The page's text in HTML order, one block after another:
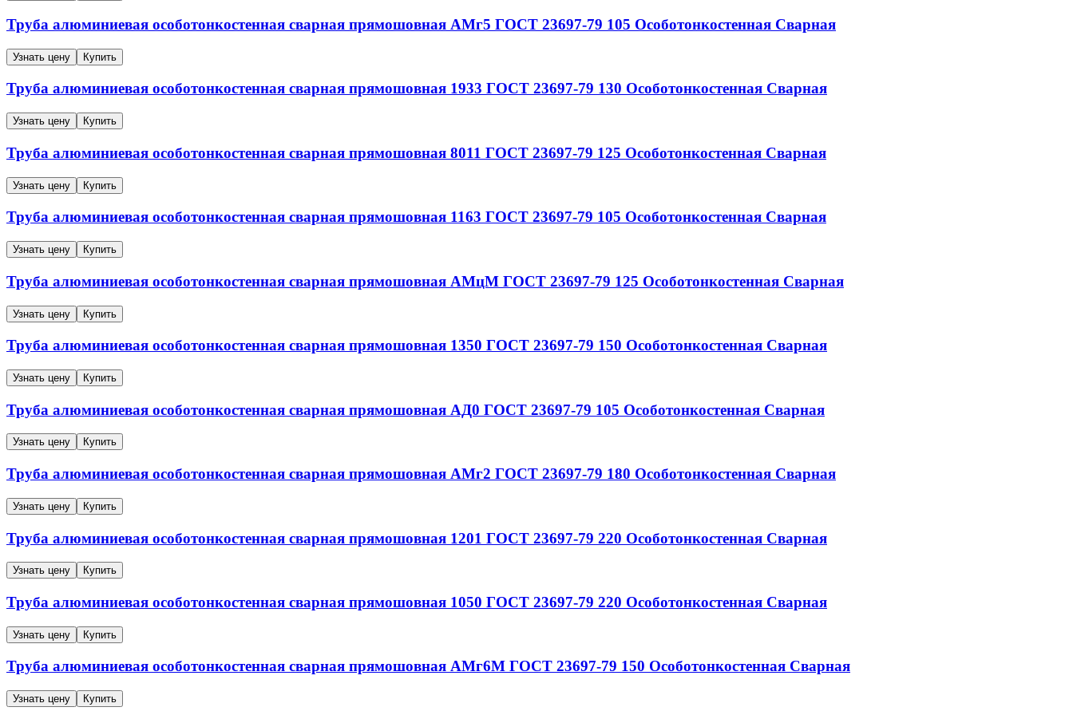
Труба алюминиевая особотонкостенная сварная прямошовная АМг5 ГОСТ 23697-79 105 Особотонкостенная Сварная
Узнать цену Купить
Труба алюминиевая особотонкостенная сварная прямошовная 1933 ГОСТ 23697-79 130 Особотонкостенная Сварная
Узнать цену Купить
Труба алюминиевая особотонкостенная сварная прямошовная 8011 ГОСТ 23697-79 125 Особотонкостенная Сварная
Узнать цену Купить
Труба алюминиевая особотонкостенная сварная прямошовная 1163 ГОСТ 23697-79 105 Особотонкостенная Сварная
Узнать цену Купить
Труба алюминиевая особотонкостенная сварная прямошовная АМцМ ГОСТ 23697-79 125 Особотонкостенная Сварная
Узнать цену Купить
Труба алюминиевая особотонкостенная сварная прямошовная 1350 ГОСТ 23697-79 150 Особотонкостенная Сварная
Узнать цену Купить
Труба алюминиевая особотонкостенная сварная прямошовная АД0 ГОСТ 23697-79 105 Особотонкостенная Сварная
Узнать цену Купить
Труба алюминиевая особотонкостенная сварная прямошовная АМг2 ГОСТ 23697-79 180 Особотонкостенная Сварная
Узнать цену Купить
Труба алюминиевая особотонкостенная сварная прямошовная 1201 ГОСТ 23697-79 220 Особотонкостенная Сварная
Узнать цену Купить
Труба алюминиевая особотонкостенная сварная прямошовная 1050 ГОСТ 23697-79 220 Особотонкостенная Сварная
Узнать цену Купить
Труба алюминиевая особотонкостенная сварная прямошовная АМг6М ГОСТ 23697-79 150 Особотонкостенная Сварная
Узнать цену Купить